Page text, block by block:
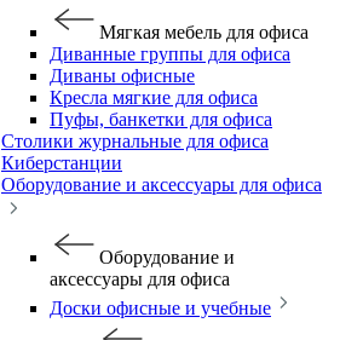
Мягкая мебель для офиса
Диванные группы для офиса
Диваны офисные
Кресла мягкие для офиса
Пуфы, банкетки для офиса
Столики журнальные для офиса
Киберстанции
Оборудование и аксессуары для офиса
Оборудование и
аксессуары для офиса
Доски офисные и учебные